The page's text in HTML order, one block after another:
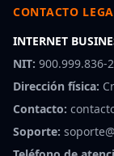
CONTACTO
INTERNET
NIT: 900.999.836-2
Dirección física:
Contacto:
Soporte: